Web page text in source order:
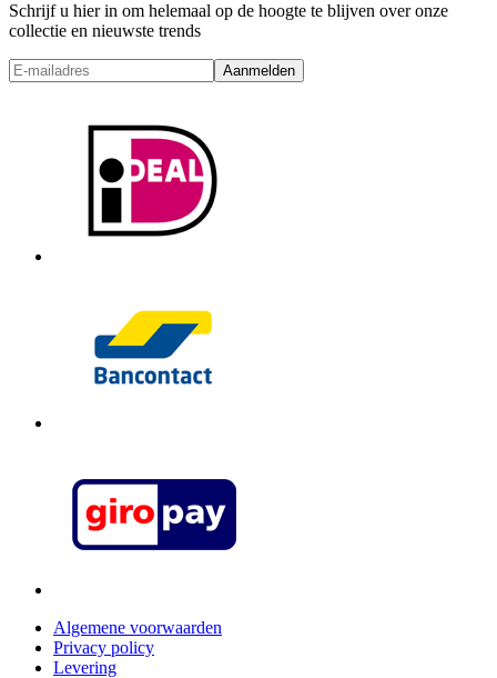
Schrijf u hier in om helemaal op de hoogte te blijven over onze
collectie en nieuwste trends
Aanmelden
Algemene voorwaarden
Privacy policy
Levering